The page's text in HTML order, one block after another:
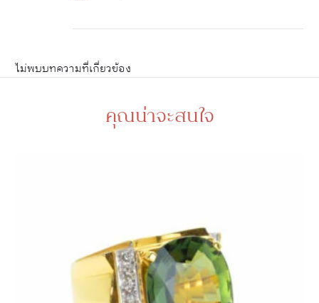
ไม่พบบทความที่เกี่ยวข้อง
คุณน่าจะสนใจ